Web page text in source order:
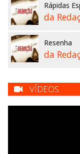
Rápidas
da
Resenha
da
VÍDEOS